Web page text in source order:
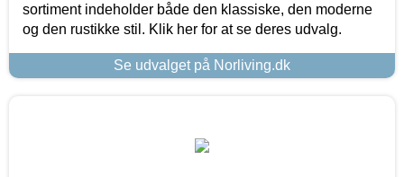
sortiment indeholder både den klassiske, den moderne
og den rustikke stil. Klik her for at se deres udvalg.
Se udvalget på Norliving.dk